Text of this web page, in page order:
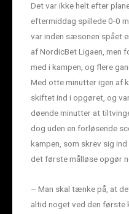
Det var ikke helt efter
eftermiddag spillede 0-0
var inden sæsonen spået
af NordicBet Ligaen, men
med i kampen, og flere
Med otte minutter igen af
skiftet ind i opgøret, og
døende minutter at
dog uden en forløsende
kampen, som skrev sig
det første målløse opgør
– Man skal tænke på, at
altid noget ved den første